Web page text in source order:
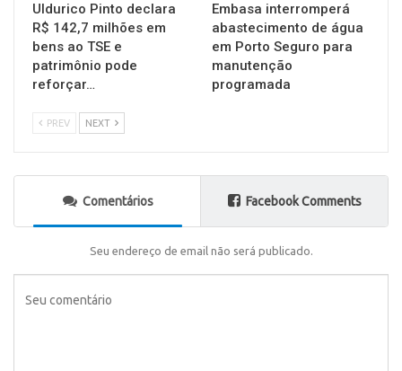
Uldurico Pinto declara
R$ 142,7 milhões em
bens ao TSE e
patrimônio pode
reforçar…
Embasa interromperá
abastecimento de água
em Porto Seguro para
manutenção
programada
PREV NEXT
Comentários Facebook Comments
Seu endereço de email não será publicado.